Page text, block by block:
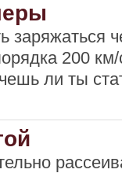
200
ли ты